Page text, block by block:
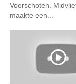
Voorschoten.
maakte een...